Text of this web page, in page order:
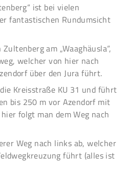
ist bei vielen
fantastischen Rundumsicht
am „Waaghäusla“,
welcher von hier nach
über den Jura führt.
Kreisstraße KU 31 und führt
bis 250 m vor Azendorf mit
folgt man dem Weg nach
Weg nach links ab, welcher
führt (alles ist